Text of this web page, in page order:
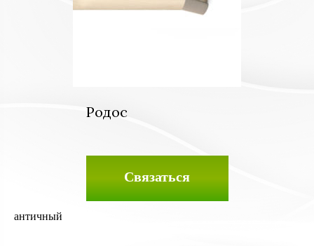
Родос
Связаться
античный